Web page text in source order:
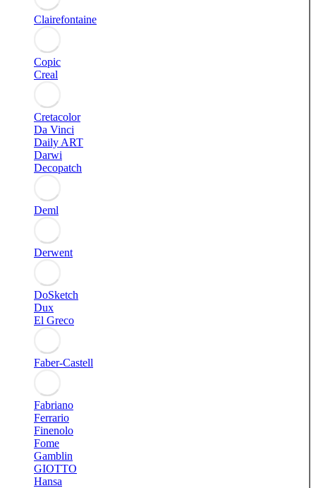
Clairefontaine
Copic
Creal
Cretacolor
Da Vinci
Daily ART
Darwi
Decopatch
Deml
Derwent
DoSketch
Dux
El Greco
Faber-Castell
Fabriano
Ferrario
Finenolo
Fome
Gamblin
GIOTTO
Hansa